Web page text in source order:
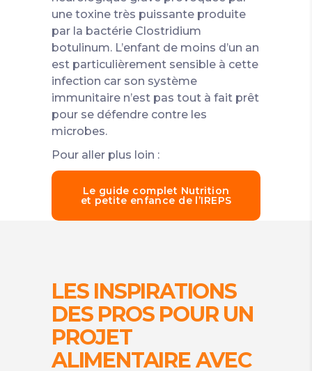
une toxine très puissante produite
par la bactérie Clostridium
botulinum. L’enfant de moins d’un an
est particulièrement sensible à cette
infection car son système
immunitaire n’est pas tout à fait prêt
pour se défendre contre les
microbes.
Pour aller plus loin :
Le guide complet Nutrition
et petite enfance de l’IREPS
LES INSPIRATIONS
DES PROS POUR UN
PROJET
ALIMENTAIRE AVEC